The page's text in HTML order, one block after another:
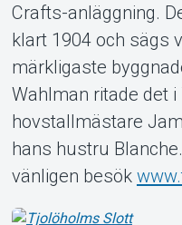
Om
Crafts-anläggning.
klart 1904 och sägs
märkligaste
Wahlman ritade det
hovstallmästare
hans hustru
vänligen besök